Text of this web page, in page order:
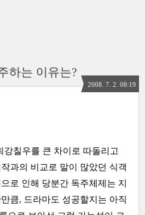
하는 이유는?
2008. 7. 2. 08:19
강칠우를 큰 차이로 따돌리고
과의 비교로 말이 많았던 식객
로 인해 당분간 독주체제는 지
큼, 드라마도 성공할지는 아직